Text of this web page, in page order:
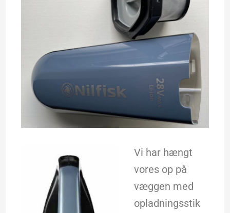
Vi har hængt
vores op på
væggen med
opladningsstik